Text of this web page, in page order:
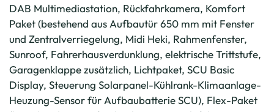
DAB Multimediastation, Rückfahrkamera, Komfort
Paket (bestehend aus Aufbautür 650 mm mit Fenster
und Zentralverriegelung, Midi Heki, Rahmenfenster,
Sunroof, Fahrerhausverdunklung, elektrische Trittstufe,
Garagenklappe zusätzlich, Lichtpaket, SCU Basic
Display, Steuerung Solarpanel-Kühlrank-Klimaanlage-
Heuzung-Sensor für Aufbaubatterie SCU), Flex-Paket